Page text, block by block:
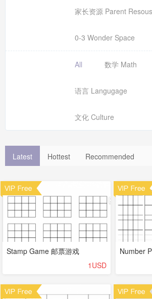
家长资源 Parent
0-3 Wonder Space
All 数学 Math
语言 Langugage
文化 Culture
Latest Hottest Recommended
Stamp Game 邮票游戏
1USD